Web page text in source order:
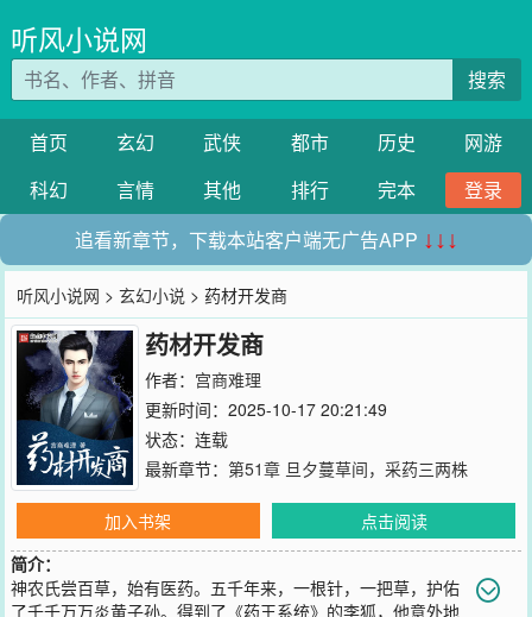
听风小说网
搜索
首页 玄幻 武侠 都市 历史
网游
科幻
言情 其他 排行 完本
登录
追看新章节，下载本站客户端无广告APP ↓↓↓
听风小说网 >玄幻小说 > 药材开发商
药材开发商
作者： 宫商难理
更新时间：2025-10-17 20:21:49
状态：连载
最新章节： 第51章 旦夕蔓草间，采药三两株
加入书架
点击阅读
简介：
神农氏尝百草，始有医药。五千年来，一根针，一把草，护佑
了千千万万炎黄子孙。得到了《药王系统》的李狐，他意外地